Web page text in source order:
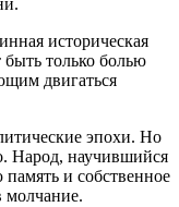
историческая
быть только болью
двигаться
эпохи. Но
Народ, научившийся
и собственное
молчание.